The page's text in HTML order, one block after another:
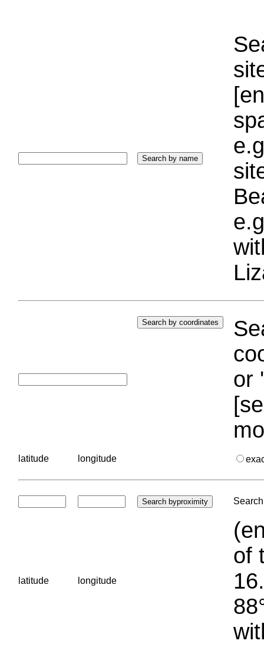
or
latitude longitude
latitude longitude
of